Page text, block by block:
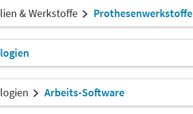
& Werkstoffe Prothesenwerkstoffe
Arbeits-Software